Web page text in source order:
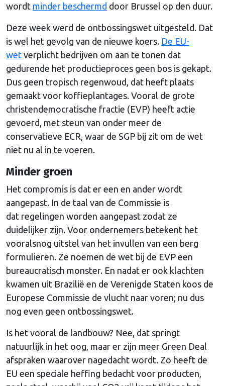
wordt minder beschermd door Brussel op den duur.
Deze week werd de ontbossingswet uitgesteld. Dat
is wel het gevolg van de nieuwe koers. De EU-
wet verplicht bedrijven om aan te tonen dat
gedurende het productieproces geen bos is gekapt.
Dus geen tropisch regenwoud, dat heeft plaats
gemaakt voor koffieplantages. Vooral de grote
christendemocratische fractie (EVP) heeft actie
gevoerd, met steun van onder meer de
conservatieve ECR, waar de SGP bij zit om de wet
niet nu al in te voeren.
Minder groen
Het compromis is dat er een en ander wordt
aangepast. In de taal van de Commissie is
dat regelingen worden aangepast zodat ze
duidelijker zijn. Voor ondernemers betekent het
vooralsnog uitstel van het invullen van een berg
formulieren. Ze noemen de wet bij de EVP een
bureaucratisch monster. En nadat er ook klachten
kwamen uit Brazilië en de Verenigde Staten koos de
Europese Commissie de vlucht naar voren; nu dus
nog even geen ontbossingswet.
Is het vooral de landbouw? Nee, dat springt
natuurlijk in het oog, maar er zijn meer Green Deal
afspraken waarover nagedacht wordt. Zo heeft de
EU een speciale heffing bedacht voor producten,